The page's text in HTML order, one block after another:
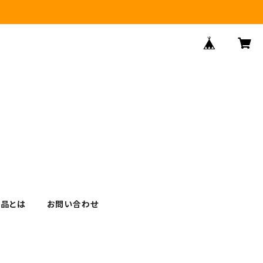
とは お問い合わせ